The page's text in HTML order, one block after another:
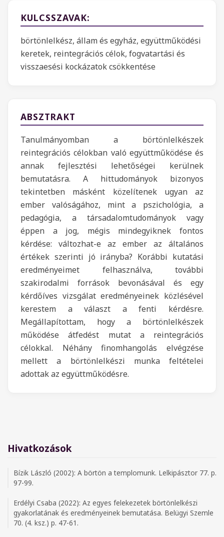
KULCSSZAVAK:
börtönlelkész, állam és egyház, együttműködési
keretek, reintegrációs célok, fogvatartási és
visszaesési kockázatok csökkentése
ABSZTRAKT
Tanulmányomban a börtönlelkészek
reintegrációs célokban való együttműködése és
annak fejlesztési lehetőségei kerülnek
bemutatásra. A hittudományok bizonyos
tekintetben másként közelítenek ugyan az
ember valóságához, mint a pszichológia, a
pedagógia, a társadalomtudományok vagy
éppen a jog, mégis mindegyiknek fontos
kérdése: változhat-e az ember az általános
értékek szerinti jó irányba? Korábbi kutatási
eredményeimet felhasználva, további
szakirodalmi források bevonásával és egy
kérdőíves vizsgálat eredményeinek közlésével
kerestem a választ a fenti kérdésre.
Megállapítottam, hogy a börtönlelkészek
működése átfedést mutat a reintegrációs
célokkal. Néhány finomhangolás elvégzése
mellett a börtönlelkészi munka feltételei
adottak az együttműködésre.
Hivatkozások
Bízik László (2002): A börtön a templomunk. Lelkipásztor 77. p.
97-99.
Erdélyi Csaba (2022): Az egyes felekezetek börtönlelkészi
gyakorlatának és eredményeinek bemutatása. Belügyi Szemle
70. (4. ksz.) p. 47-61.